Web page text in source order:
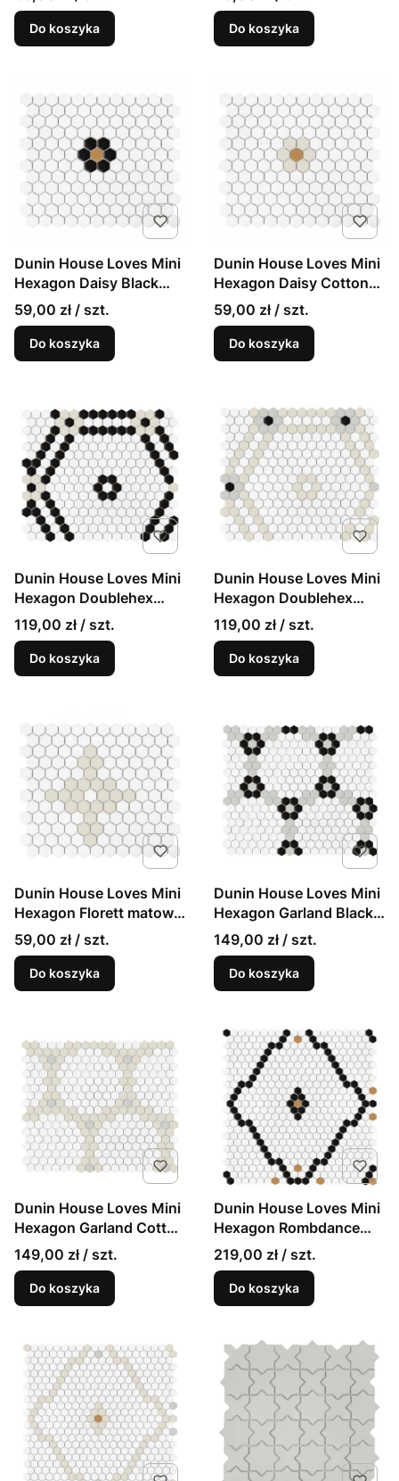
Do koszyka
angielskim
Do koszyka
Dunin House Loves Mini
Hexagon Daisy Black
matowa mozaika
kwiatuszek
59,00 zł / szt.
Do koszyka
Dunin House Loves Mini
Hexagon Daisy Cotton
matowa mozaika
kwiatuszek
59,00 zł / szt.
Do koszyka
Dunin House Loves Mini
Hexagon Doublehex
Black matowa mozaika
119,00 zł / szt.
Do koszyka
Dunin House Loves Mini
Hexagon Doublehex
Cotton matowa mozaika
119,00 zł / szt.
Do koszyka
Dunin House Loves Mini
Hexagon Florett matowa
mozaika
59,00 zł / szt.
Do koszyka
Dunin House Loves Mini
Hexagon Garland Black
matowa mozaika
girlandy
149,00 zł / szt.
Do koszyka
Dunin House Loves Mini
Hexagon Garland Cotton
matowa mozaika
girlandy
149,00 zł / szt.
Do koszyka
Dunin House Loves Mini
Hexagon Rombdance
Black matowa mozaika w
stylu angielskim
219,00 zł / szt.
Do koszyka